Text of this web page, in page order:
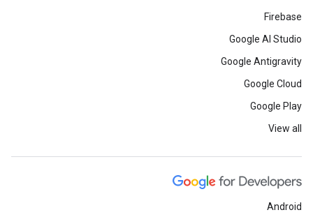
Firebase
Google AI Studio
Google Antigravity
Google Cloud
Google Play
View all
Android